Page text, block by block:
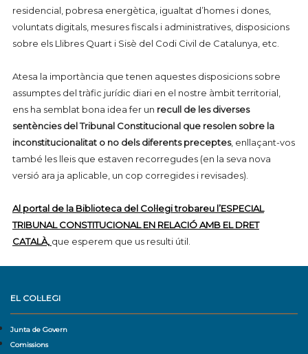
residencial, pobresa energètica, igualtat d’homes i dones,
voluntats digitals, mesures fiscals i administratives, disposicions
sobre els Llibres Quart i Sisè del Codi Civil de Catalunya, etc.
Atesa la importància que tenen aquestes disposicions sobre
assumptes del tràfic jurídic diari en el nostre àmbit territorial,
ens ha semblat bona idea fer un recull de les diverses
sentències del Tribunal Constitucional que resolen sobre la
inconstitucionalitat o no dels diferents preceptes, enllaçant-vos
també les lleis que estaven recorregudes (en la seva nova
versió ara ja aplicable, un cop corregides i revisades).
Al portal de la Biblioteca del Col·legi trobareu l’ESPECIAL
TRIBUNAL CONSTITUCIONAL EN RELACIÓ AMB EL DRET
CATALÀ, que esperem que us resulti útil.
EL COL·LEGI
Junta de Govern
Comissions